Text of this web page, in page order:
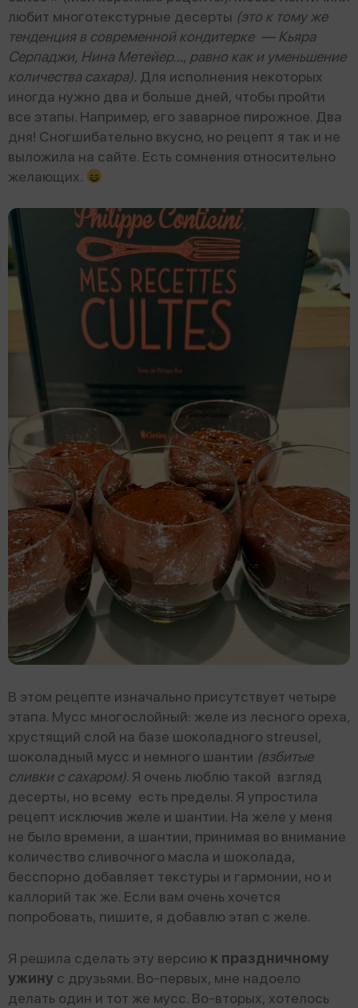
любит многотекстурные десерты (это к тому же
тенденция в современной кондитерке — Кьяра
Серпаджи, Нина Метейер…, равно как и уменьшение
количества сахара). Для исполнения некоторых
иногда нужно два и больше дней, чтобы пройти
все этапы. Например, его заварное пирожное. Два
дня! Сногшибательно вкусно, но рецепт я так и не
выложила на сайте. Есть сомнения относительно
желающих.
В этом рецепте изначально присутствует четыре
этапа. Мусс многослойный: желе из лесного ореха,
хрустящий слой на базе шоколадного streusel,
шоколадный мусс и немного шантии (взбитые
сливки с сахаром). Я очень люблю такой взгляд
десерты, но всему есть пределы. Я упростила
рецепт исключив желе и шантии. На желе у меня
не было времени, а шантии, принимая во внимание
количество сливочного масла и шоколада,
бесспорно добавляет текстуры и гармонии, но и
каллорий так же. Если вам очень хочется
попробовать, пишите, я добавлю этап с желе.
Я решила сделать эту версию к праздничному
ужину с друзьями. Во-первых, мне надоело
делать один и тот же мусс. Во-вторых, хотелось